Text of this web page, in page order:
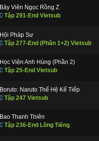
Bảy Viên Ngọc Rồng Z
Tập 291-End Vietsub
Hội Pháp Sư
Tập 277-End (Phần 1+2) Vietsub
Học Viện Anh Hùng (Phần 2)
Tập 25-End Vietsub
Boruto: Naruto Thế Hệ Kế Tiếp
Tập 247 Vietsub
Bao Thanh Thiên
Tập 236-End Lồng Tiếng